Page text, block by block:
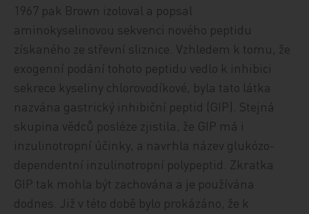
1967 pak Brown izoloval a popsal
aminokyselinovou sekvenci nového peptidu
získaného ze střevní sliznice. Vzhledem k tomu, že
exogenní podání tohoto peptidu vedlo k inhibici
sekrece kyseliny chlorovodíkové, byla tato látka
nazvána gastrický inhibiční peptid (GIP). Stejná
skupina vědců posléze zjistila, že GIP má i
inzulinotropní účinky, a navrhla název glukózo-
dependentní inzulinotropní polypeptid. Zkratka
GIP tak mohla být zachována a je používána
dodnes. Již v této době bylo prokázáno, že k